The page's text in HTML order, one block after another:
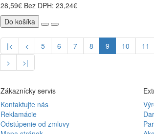
28,59€ Bez DPH: 23,24€
Do košíka
|< < 5 6 7 8 9 10 11
>
>|
Zákaznícky servis
Kontaktujte nás
Reklamácie
Odstúpenie od zmluvy